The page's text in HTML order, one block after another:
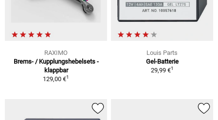
RAXIMO
Brems- / Kupplungshebelsets -
klappbar
129,00 €1
Louis Parts
Gel-Batterie
29,99 €1